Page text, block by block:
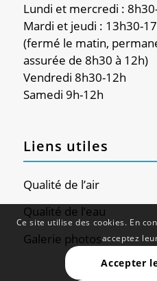
Lundi et mercredi :
Mardi et jeudi : 13h30-
(fermé le matin,
assurée de 8h30 à 12h)
Vendredi 8h30-12h
Samedi 9h-12h
Liens utiles
Qualité de l’air
Qualité de l’eau
Galerie photos
Ce site utilise des cookies. En
acceptez
Accepter